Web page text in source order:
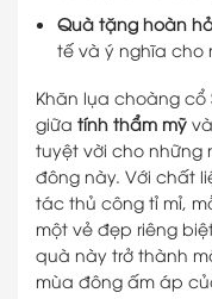
Quà tặng hoàn
tế và ý nghĩa cho
Khăn lụa choàng cổ
giữa tính thẩm mỹ và
tuyệt vời cho những
đông này. Với chất
tác thủ công tỉ mỉ,
một vẻ đẹp riêng
quà này trở thành
mùa đông ấm áp